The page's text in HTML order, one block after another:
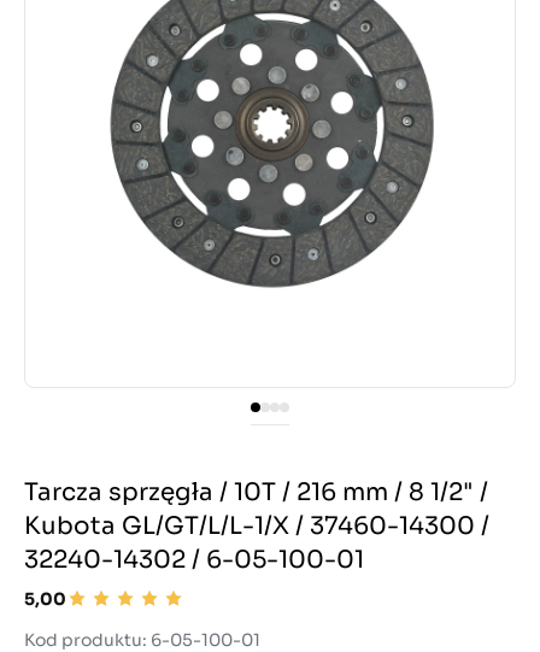
Tarcza sprzęgła / 10T / 216 mm / 8 1/2" /
Kubota GL/GT/L/L-1/X / 37460-14300 /
32240-14302 / 6-05-100-01
5,00
Kod produktu: 6-05-100-01